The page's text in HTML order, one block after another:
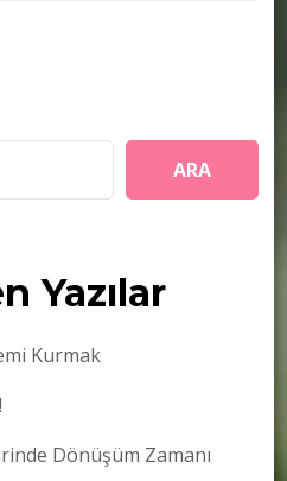
ARA
Yazılar
Kurmak
Dönüşüm Zamanı